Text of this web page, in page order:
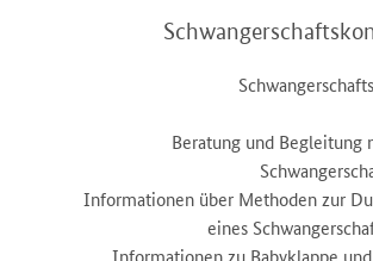
Beratung und Begleitung
Informationen über Methoden zur
eines